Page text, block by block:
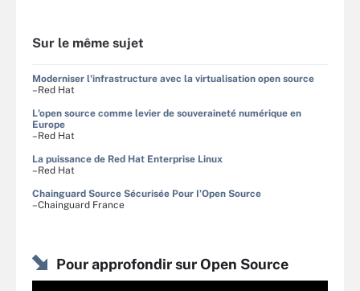
Sur le même sujet
Moderniser l'infrastructure avec la virtualisation open source
–Red Hat
L'open source comme levier de souveraineté numérique en
Europe
–Red Hat
La puissance de Red Hat Enterprise Linux
–Red Hat
Chainguard Source Sécurisée Pour I’Open Source
–Chainguard France
Pour approfondir sur Open Source